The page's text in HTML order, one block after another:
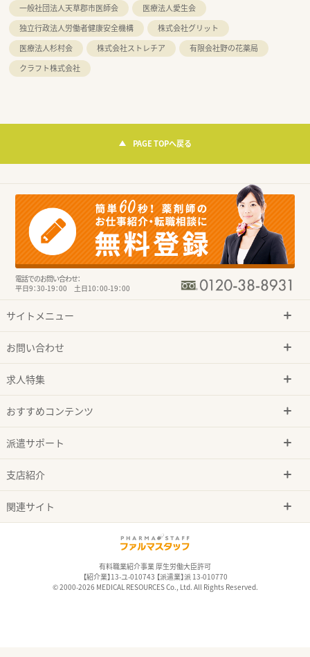
一般社団法人天草郡市医師会
医療法人愛生会
独立行政法人労働者健康安全機構
株式会社グリット
医療法人杉村会
株式会社ストレチア
有限会社野の花薬局
クラフト株式会社
PAGE TOPへ戻る
電話でのお問い合わせ：
平日9：30-19：00 土日10：00-19：00
サイトメニュー
お問い合わせ
求人特集
おすすめコンテンツ
派遣サポート
支店紹介
関連サイト
有料職業紹介事業 厚生労働大臣許可
【紹介業】13-ユ-010743 【派遣業】派 13-010770
© 2000-2026 MEDICAL RESOURCES Co., Ltd. All Rights Reserved.